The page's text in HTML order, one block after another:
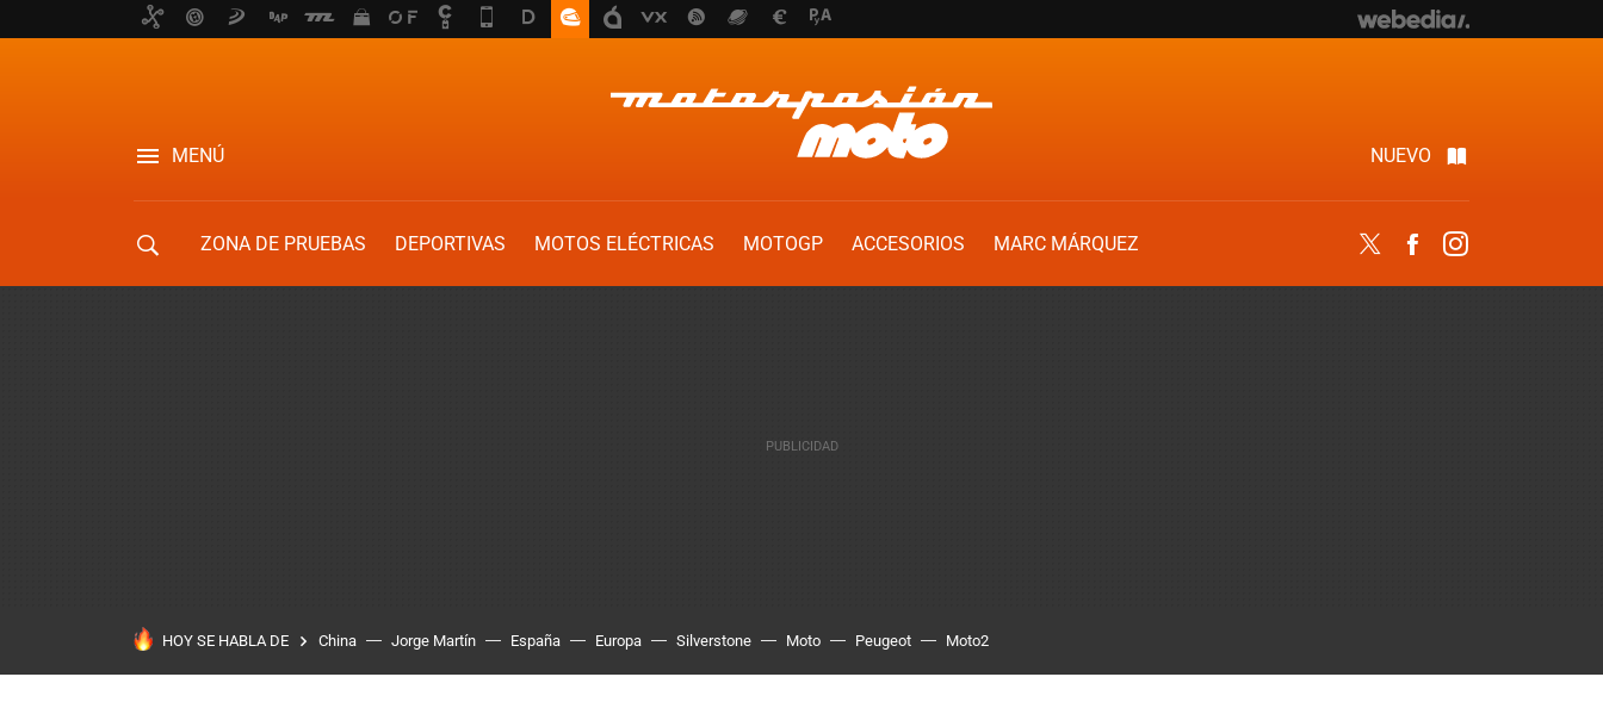
MENÚ NUEVO
ZONA DE PRUEBAS DEPORTIVAS MOTOS ELÉCTRICAS MOTOGP ACCESORIOS
MARC MÁRQUEZ
Twitter Facebook
HOY SE HABLA DE China Jorge Martín España Europa Silverstone Moto Peugeot Moto2